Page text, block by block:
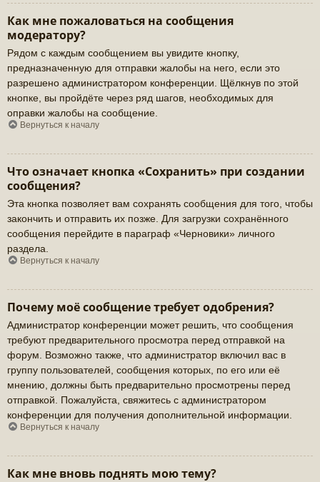
Как мне пожаловаться на сообщения
модератору?
Рядом с каждым сообщением вы увидите кнопку,
предназначенную для отправки жалобы на него, если это
разрешено администратором конференции. Щёлкнув по этой
кнопке, вы пройдёте через ряд шагов, необходимых для
оправки жалобы на сообщение.
Вернуться к началу
Что означает кнопка «Сохранить» при создании
сообщения?
Эта кнопка позволяет вам сохранять сообщения для того, чтобы
закончить и отправить их позже. Для загрузки сохранённого
сообщения перейдите в параграф «Черновики» личного
раздела.
Вернуться к началу
Почему моё сообщение требует одобрения?
Администратор конференции может решить, что сообщения
требуют предварительного просмотра перед отправкой на
форум. Возможно также, что администратор включил вас в
группу пользователей, сообщения которых, по его или её
мнению, должны быть предварительно просмотрены перед
отправкой. Пожалуйста, свяжитесь с администратором
конференции для получения дополнительной информации.
Вернуться к началу
Как мне вновь поднять мою тему?